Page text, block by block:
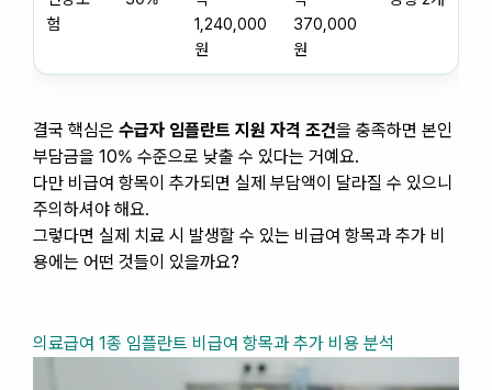
험
1,240,000
원
370,000
원
결국 핵심은 수급자 임플란트 지원 자격 조건을 충족하면 본인
부담금을 10% 수준으로 낮출 수 있다는 거예요.
다만 비급여 항목이 추가되면 실제 부담액이 달라질 수 있으니
주의하셔야 해요.
그렇다면 실제 치료 시 발생할 수 있는 비급여 항목과 추가 비
용에는 어떤 것들이 있을까요?
의료급여 1종 임플란트 비급여 항목과 추가 비용 분석